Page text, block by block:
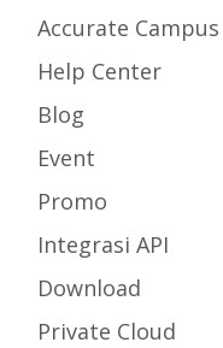
Accurate Campus
Help Center
Blog
Event
Promo
Integrasi API
Download
Private Cloud